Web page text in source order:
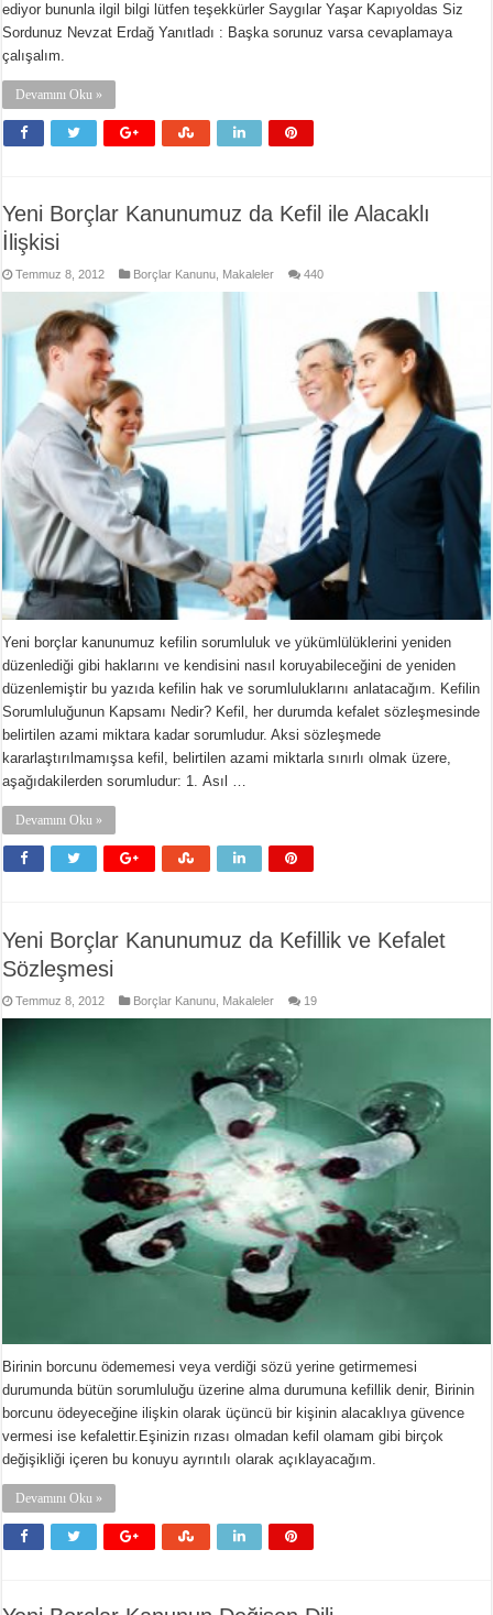
ediyor bununla ilgil bilgi lütfen teşekkürler Saygılar Yaşar Kapıyoldas Siz
Sordunuz Nevzat Erdağ Yanıtladı : Başka sorunuz varsa cevaplamaya
çalışalım.
Devamını Oku »
Yeni Borçlar Kanunumuz da Kefil ile Alacaklı
İlişkisi
Temmuz 8, 2012 Borçlar Kanunu Makaleler 440
Yeni borçlar kanunumuz kefilin sorumluluk ve yükümlülüklerini yeniden
düzenlediği gibi haklarını ve kendisini nasıl koruyabileceğini de yeniden
düzenlemiştir bu yazıda kefilin hak ve sorumluluklarını anlatacağım. Kefilin
Sorumluluğunun Kapsamı Nedir? Kefil, her durumda kefalet sözleşmesinde
belirtilen azami miktara kadar sorumludur. Aksi sözleşmede
kararlaştırılmamışsa kefil, belirtilen azami miktarla sınırlı olmak üzere,
aşağıdakilerden sorumludur: 1. Asıl …
Devamını Oku »
Yeni Borçlar Kanunumuz da Kefillik ve Kefalet
Sözleşmesi
Temmuz 8, 2012 Borçlar Kanunu Makaleler 19
Birinin borcunu ödememesi veya verdiği sözü yerine getirmemesi
durumunda bütün sorumluluğu üzerine alma durumuna kefillik denir, Birinin
borcunu ödeyeceğine ilişkin olarak üçüncü bir kişinin alacaklıya güvence
vermesi ise kefalettir.Eşinizin rızası olmadan kefil olamam gibi birçok
değişikliği içeren bu konuyu ayrıntılı olarak açıklayacağım.
Devamını Oku »